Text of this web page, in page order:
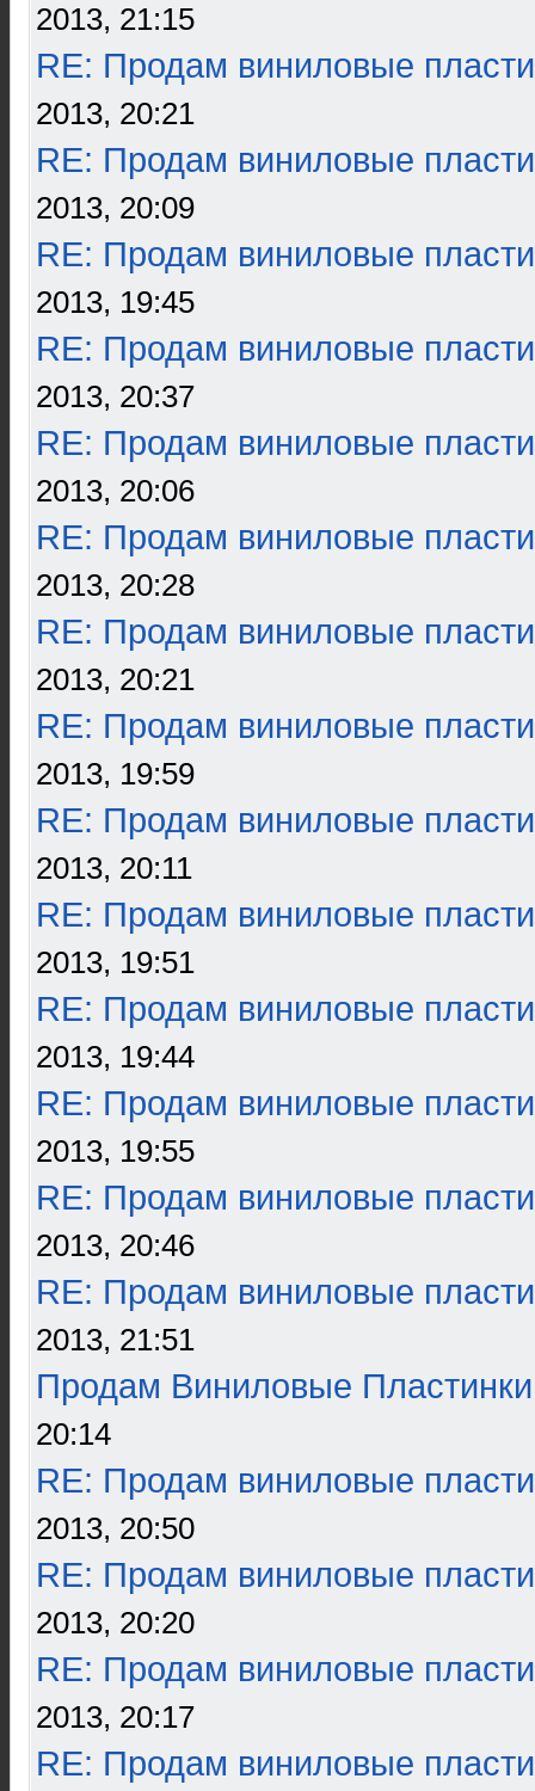
2013, 21:15
RE: Продам виниловые
2013, 20:21
RE: Продам виниловые
2013, 20:09
RE: Продам виниловые
2013, 19:45
RE: Продам виниловые
2013, 20:37
RE: Продам виниловые
2013, 20:06
RE: Продам виниловые
2013, 20:28
RE: Продам виниловые
2013, 20:21
RE: Продам виниловые
2013, 19:59
RE: Продам виниловые
2013, 20:11
RE: Продам виниловые
2013, 19:51
RE: Продам виниловые
2013, 19:44
RE: Продам виниловые
2013, 19:55
RE: Продам виниловые
2013, 20:46
RE: Продам виниловые
2013, 21:51
Продам Виниловые Пластинки
20:14
RE: Продам виниловые
2013, 20:50
RE: Продам виниловые
2013, 20:20
RE: Продам виниловые
2013, 20:17
RE: Продам виниловые